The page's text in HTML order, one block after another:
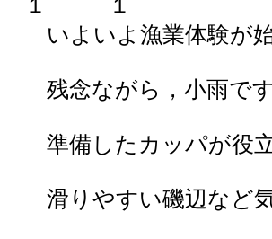
いよいよ漁業体験が
残念ながら，小雨で
準備したカッパが役
滑りやすい磯辺など